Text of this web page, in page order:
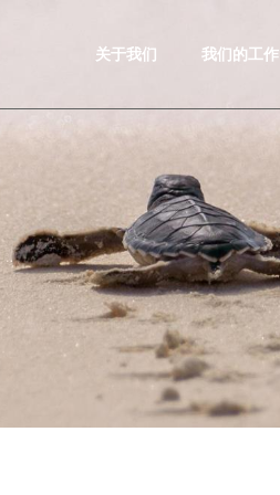
关于我们 我们的工作